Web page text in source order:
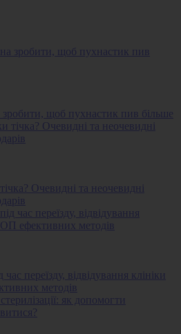
щоб пухнастик пив більше
Очевидні та неочевидні
переїзду, відвідування клініки
методів